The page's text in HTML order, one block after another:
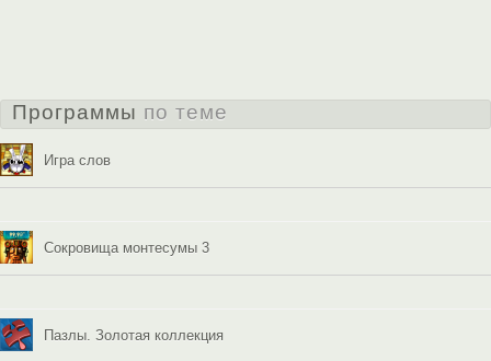
Программы по теме
Игра слов
Cокровища монтесумы 3
Пазлы. Золотая коллекция